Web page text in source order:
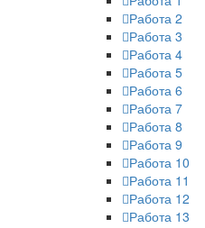
Работа 2
Работа 3
Работа 4
Работа 5
Работа 6
Работа 7
Работа 8
Работа 9
Работа 10
Работа 11
Работа 12
Работа 13